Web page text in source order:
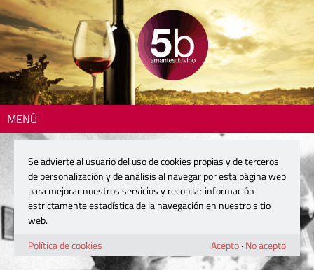
MENÚ
Se advierte al usuario del uso de cookies propias y de terceros
de personalización y de análisis al navegar por esta página web
para mejorar nuestros servicios y recopilar información
estrictamente estadística de la navegación en nuestro sitio
web.
Política de cookies
Acepto· No acepto